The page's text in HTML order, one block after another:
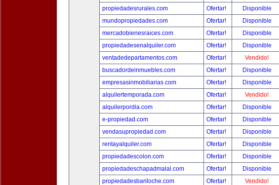
propiedadesrurales.com
Ofertar!
Disponible
mundopropiedades.com
Ofertar!
Disponible
mercadobienesraices.com
Ofertar!
Disponible
propiedadesenalquiler.com
Ofertar!
Disponible
ventadedepartamentos.com
Ofertar!
Vendido!
buscadordeinmuebles.com
Ofertar!
Disponible
empresasinmobiliarias.com
Ofertar!
Disponible
alquilertemporada.com
Ofertar!
Vendido!
alquilerpordia.com
Ofertar!
Disponible
e-propiedad.com
Ofertar!
Disponible
vendasupropiedad.com
Ofertar!
Disponible
rentayalquiler.com
Ofertar!
Disponible
propiedadescolon.com
Ofertar!
Disponible
propiedadeschapadmalal.com
Ofertar!
Disponible
propiedadesbariloche.com
Ofertar!
Vendido!